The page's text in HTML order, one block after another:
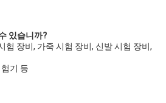
있습니까?
험 장비, 가죽 시험 장비, 신발 시험 장비,
기 등